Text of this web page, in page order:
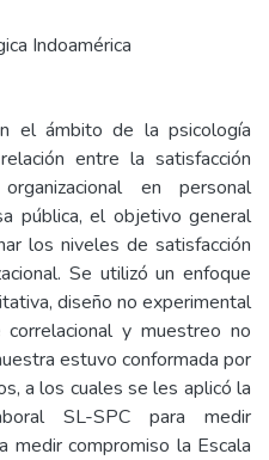
Indoamérica
el ámbito de la psicología
entre la satisfacción
en personal
pública, el objetivo general
los niveles de satisfacción
Se utilizó un enfoque
diseño no experimental
y muestreo no
estuvo conformada por
a los cuales se les aplicó la
SL-SPC para medir
medir compromiso la Escala